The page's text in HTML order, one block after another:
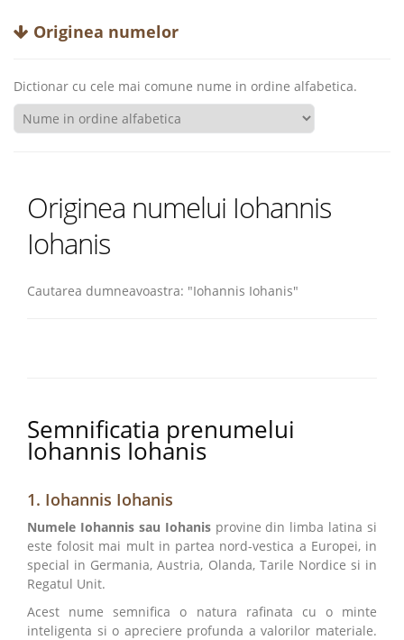
Originea numelor
Dictionar cu cele mai comune nume in ordine alfabetica.
Originea numelui Iohannis
Iohanis
Cautarea dumneavoastra: "Iohannis Iohanis"
Semnificatia prenumelui
Iohannis Iohanis
1. Iohannis Iohanis
Numele Iohannis sau Iohanisprovine din limba latina si
este folosit mai mult in partea nord-vestica a Europei, in
special in Germania, Austria, Olanda, Tarile Nordice si in
Regatul Unit.
Acest nume semnifica o natura rafinata cu o minte
inteligenta si o apreciere profunda a valorilor materiale.